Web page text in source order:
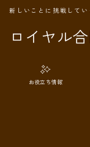
ロイヤル
新しいことに挑戦して
MENU
TOPページ
お役立ち情報